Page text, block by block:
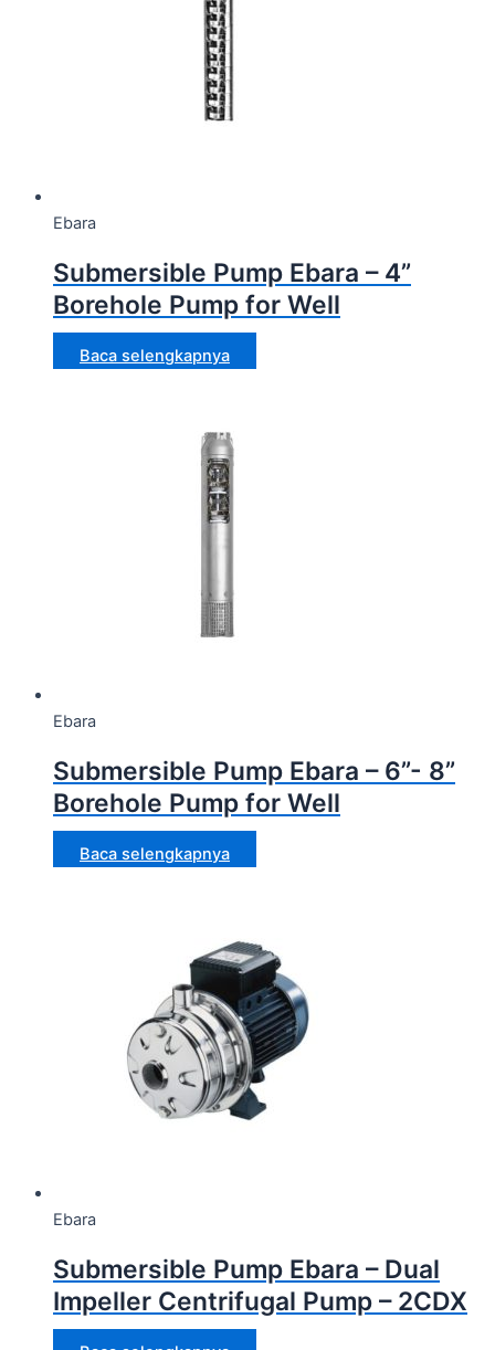
Ebara
Submersible Pump Ebara – 4”
Borehole Pump for Well
Baca selengkapnya
Ebara
Submersible Pump Ebara – 6”- 8”
Borehole Pump for Well
Baca selengkapnya
Ebara
Submersible Pump Ebara – Dual
Impeller Centrifugal Pump – 2CDX